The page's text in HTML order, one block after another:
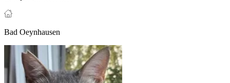
Bad Oeynhausen